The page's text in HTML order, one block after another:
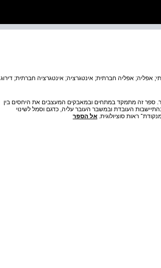
אפליה; אפליה חברתית; אינטגרציה; אינטגרציה חברתית; דירוג
ספר זה מתמקד במתחים ובמאבקים המעצבים את היחסים בין
העובדת ובמשבר העובר עליה, כדגם וסמל לשינוי
ראות סוציולוגית. אל הספר